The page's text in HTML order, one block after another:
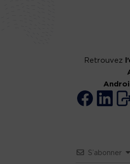
Retrouvez
S’abonner